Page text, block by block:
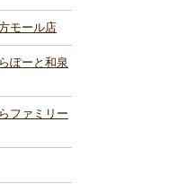
モール店
ぽーと和泉
ファミリー